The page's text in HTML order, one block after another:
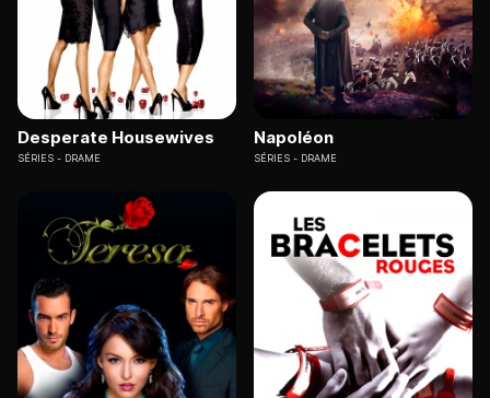
Desperate Housewives
SÉRIES DRAME
Napoléon
SÉRIES DRAME